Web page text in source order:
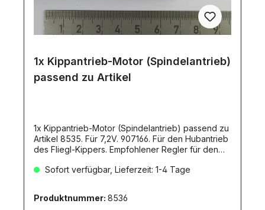
1x Kippantrieb-Motor (Spindelantrieb)
passend zu Artikel
1x Kippantrieb-Motor (Spindelantrieb) passend zu
Artikel 8535. Für 7,2V. 907166. Für den Hubantrieb
des Fliegl-Kippers. Empfohlener Regler für den
enthalten.Dieser Getriebemotor wird eingesetzt
beim Schwanenhals-Auflieger.
Sofort verfügbar, Lieferzeit: 1-4 Tage
Produktnummer: 8536